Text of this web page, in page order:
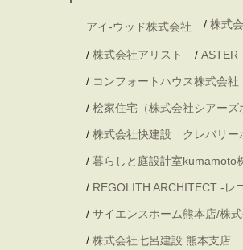
アイ-ウッド株式会社 / 株式
/ 株式会社アリスト / ASTER
/ コンフォートハウス株式会社
/ 桧家住宅（株式会社シアーズ
/ 株式会社快建設 クレバリー
/ 暮らしと庭設計室kumamoto
/ REGOLITH ARCHITECT -レ
/ サイエンスホーム熊本店/株
/ 株式会社七呂建設 熊本支店